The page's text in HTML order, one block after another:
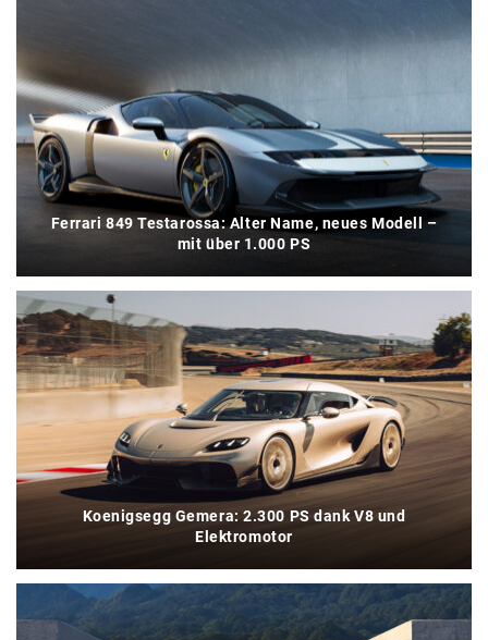
Ferrari 849 Testarossa: Alter Name, neues Modell –
mit über 1.000 PS
Koenigsegg Gemera: 2.300 PS dank V8 und
Elektromotor